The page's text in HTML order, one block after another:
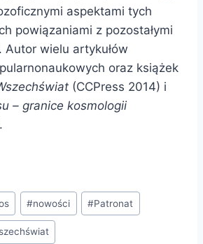
aspektami tych
powiązaniami z pozostałymi
Autor wielu artykułów
oraz książek
(CCPress 2014) i
– granice kosmologii
#nowości #Patronat